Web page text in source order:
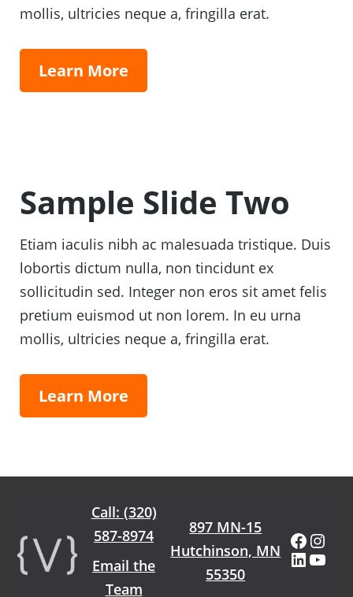
mollis, ultricies neque a, fringilla erat.
Learn More
Sample Slide Two
Etiam iaculis nibh ac malesuada tristique. Duis
lobortis dictum nulla, non tincidunt ex
sollicitudin sed. Integer non eros sit amet felis
pretium euismod ut non lorem. In eu urna
mollis, ultricies neque a, fringilla erat.
Learn More
FooterCall: (320)
587-8974
Email the
Team
897 MN-15
Hutchinson, MN
55350